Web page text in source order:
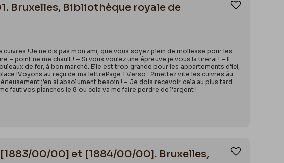
Bruxelles, Bibliothèque royale de
cuivres !Je ne dis pas mon ami, que vous soyez plein de mollesse pour les
– point ne me chault ! – Si vous voulez une épreuve je vous la tirerai ! – Il
de fer, à bon marché. Elle est trop grande pour les appartements d’ici,
!Voyons au reçu de ma lettrePage 1 Verso : 2mettez vite les cuivres àu
j’en ai absolument besoin ! – Je dois recevoir cela au plus tard
faut vos planches le 8 ou cela va me faire perdre de l’argent !
Ajouter
00/00] et [1884/00/00]. Bruxelles,
Ajouter